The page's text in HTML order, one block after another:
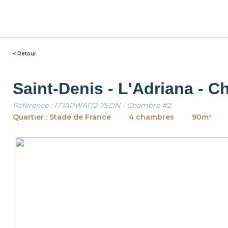
< Retour
Saint-Denis - L'Adriana -
Référence : 177APWA172-7SDN - Chambre #2
Quartier : Stade de France
4 chambres 90m²